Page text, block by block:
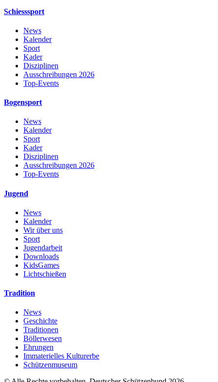
Schiesssport
News
Kalender
Sport
Kader
Disziplinen
Ausschreibungen 2026
Top-Events
Bogensport
News
Kalender
Sport
Kader
Disziplinen
Ausschreibungen 2026
Top-Events
Jugend
News
Kalender
Wir über uns
Sport
Jugendarbeit
Downloads
KidsGames
Lichtschießen
Tradition
News
Geschichte
Traditionen
Böllerwesen
Ehrungen
Immaterielles Kulturerbe
Schützenmuseum